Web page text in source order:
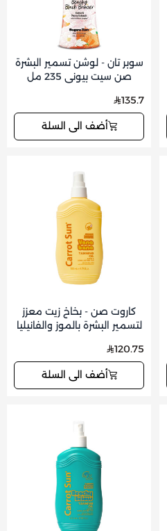
سوبر تان - لوشن تسمير البشرة
صن سيت بيوني 235 مل
135.7
أضف الى السلة
كاروت صن - بخاخ زيت معزز
لتسمير البشرة بالموز والفانيليا
120.75
أضف الى السلة